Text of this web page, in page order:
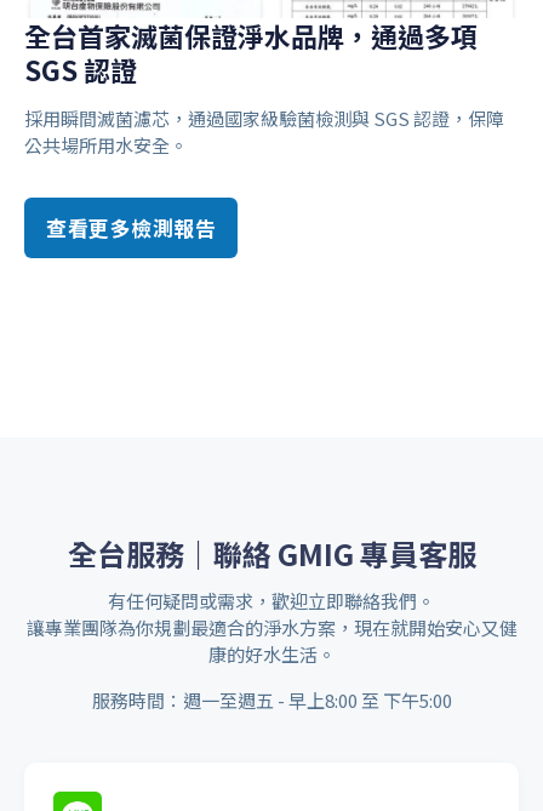
全台首家滅菌保證淨水品牌，通過多項
SGS 認證
採用瞬間滅菌濾芯，通過國家級驗菌檢測與 SGS 認證，保障
公共場所用水安全。
查看更多檢測報告
全台服務｜聯絡 GMIG 專員客服
有任何疑問或需求，歡迎立即聯絡我們。
讓專業團隊為你規劃最適合的淨水方案，現在就開始安心又健
康的好水生活。
服務時間：週一至週五 - 早上8:00 至 下午5:00